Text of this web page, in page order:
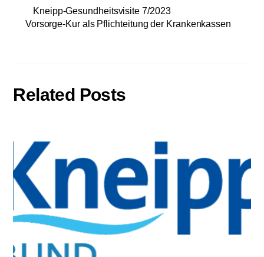
Kneipp-Gesundheitsvisite 7/2023
Vorsorge-Kur als Pflichteitung der Krankenkassen
Related Posts